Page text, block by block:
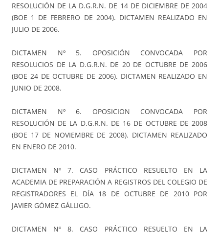
RESOLUCIÓN DE LA D.G.R.N. DE 14 DE DICIEMBRE DE 2004
(BOE 1 DE FEBRERO DE 2004). DICTAMEN REALIZADO EN
JULIO DE 2006.
DICTAMEN Nº 5. OPOSICIÓN CONVOCADA POR
RESOLUCIOS DE LA D.G.R.N. DE 20 DE OCTUBRE DE 2006
(BOE 24 DE OCTUBRE DE 2006). DICTAMEN REALIZADO EN
JUNIO DE 2008.
DICTAMEN Nº 6. OPOSICION CONVOCADA POR
RESOLUCIÓN DE LA D.G.R.N. DE 16 DE OCTUBRE DE 2008
(BOE 17 DE NOVIEMBRE DE 2008). DICTAMEN REALIZADO
EN ENERO DE 2010.
DICTAMEN Nº 7. CASO PRÁCTICO RESUELTO EN LA
ACADEMIA DE PREPARACIÓN A REGISTROS DEL COLEGIO DE
REGISTRADORES EL DÍA 18 DE OCTUBRE DE 2010 POR
JAVIER GÓMEZ GÁLLIGO.
DICTAMEN Nº 8. CASO PRÁCTICO RESUELTO EN LA